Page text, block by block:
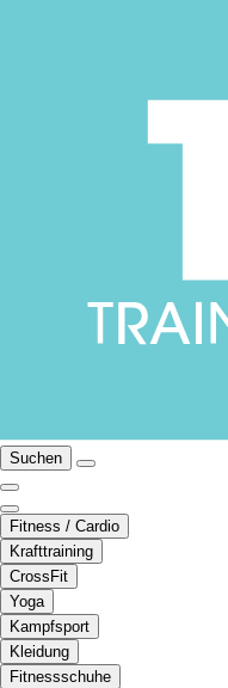
Suchen
Fitness / Cardio
Krafttraining
CrossFit
Yoga
Kampfsport
Kleidung
Fitnessschuhe